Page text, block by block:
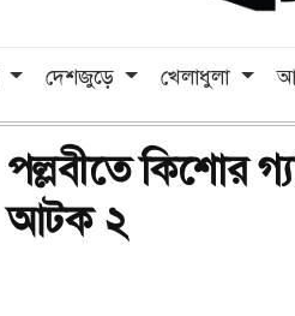
দেশজুড়ে খেলাধুলা
পল্লবীতে কিশোর
আটক ২